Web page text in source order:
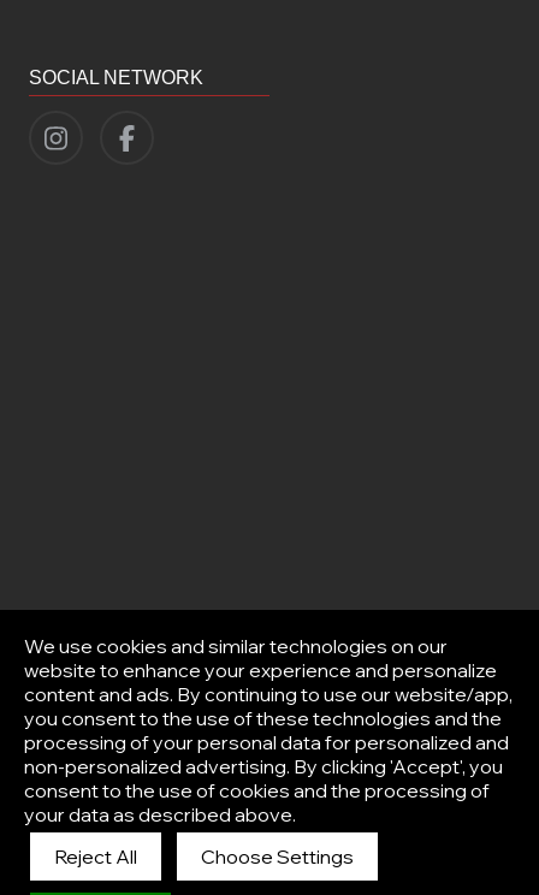
SOCIAL NETWORK
We use cookies and similar technologies on our
website to enhance your experience and personalize
content and ads. By continuing to use our website/app,
you consent to the use of these technologies and the
processing of your personal data for personalized and
non-personalized advertising. By clicking 'Accept', you
consent to the use of cookies and the processing of
your data as described above.
Reject All
Choose Settings